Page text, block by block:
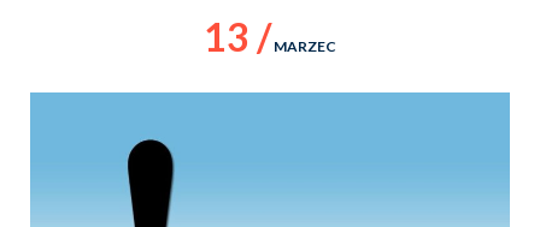
13 / MARZEC